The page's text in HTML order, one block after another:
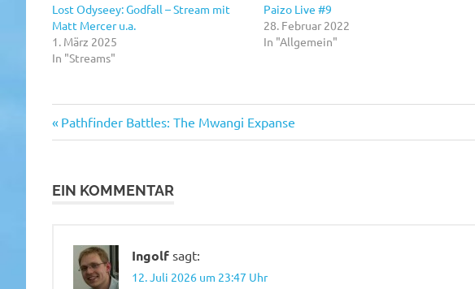
Lost Odyseey: Godfall – Stream mit
Matt Mercer u.a.
1. März 2025
In "Streams"
Paizo Live #9
28. Februar 2022
In "Allgemein"
Beitragsnavigation
Vorheriger
Beitrag:
Pathfinder Battles: The Mwangi Expanse
EIN KOMMENTAR
Ingolf sagt:
12. Juli 2026 um 23:47 Uhr